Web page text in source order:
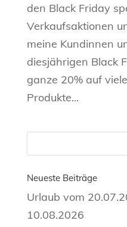
den Black Friday
Verkaufsaktionen
meine Kundinnen
diesjährigen Black
ganze 20% auf
Produkte...
Neueste Beiträge
Urlaub vom
10.08.2026